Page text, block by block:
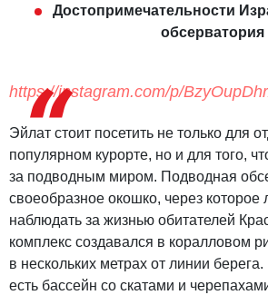
Достопримечательности
обсерватория
https://instagram.com/p/
Эйлат стоит посетить не только для
популярном курорте, но и для того,
за подводным миром. Подводная
своеобразное окошко, через которое
наблюдать за жизнью обитателей
комплекс создавался в коралловом
в нескольких метрах от линии
есть бассейн со скатами и